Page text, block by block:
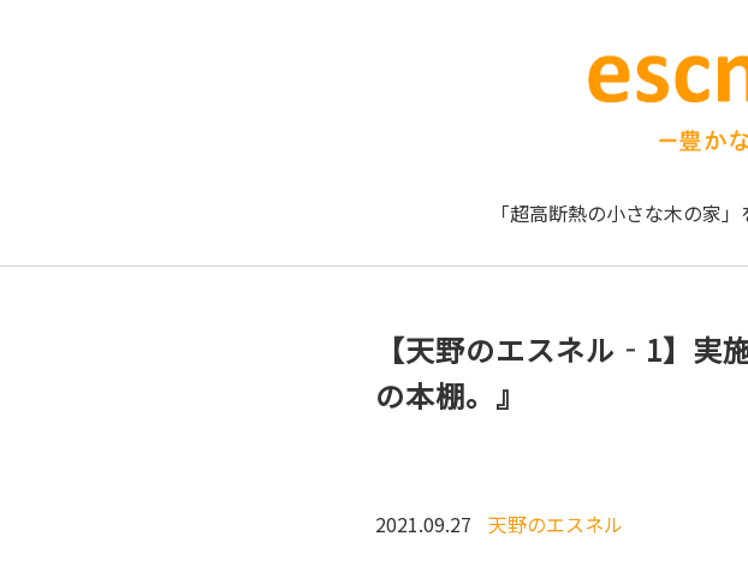
「超高断熱の小さな木の家
【天野のエスネル‐1】実
の本棚。』
2021.09.27 天野のエスネル